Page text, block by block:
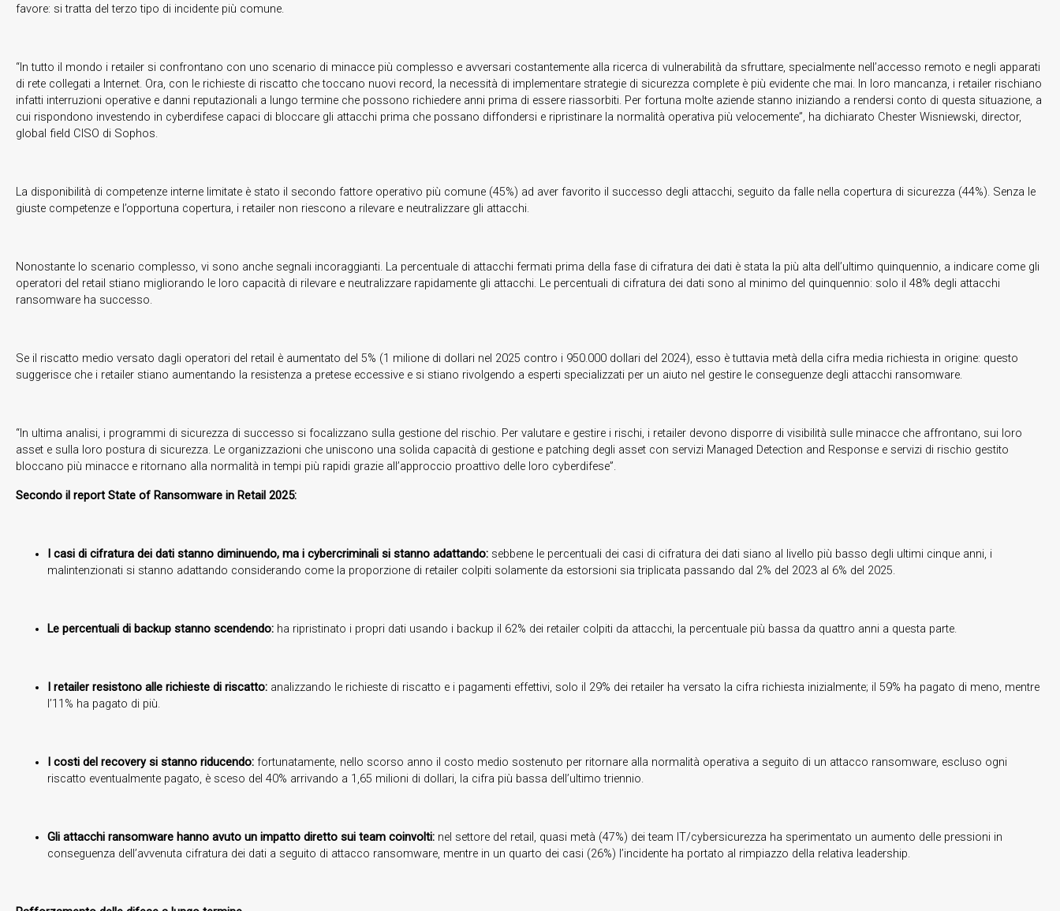
favore: si tratta del terzo tipo di incidente più comune.
“In tutto il mondo i retailer si confrontano con uno scenario di minacce più complesso e avversari costantemente alla ricerca di vulnerabilità da sfruttare, specialmente nell’accesso remoto e negli apparati
di rete collegati a Internet. Ora, con le richieste di riscatto che toccano nuovi record, la necessità di implementare strategie di sicurezza complete è più evidente che mai. In loro mancanza, i retailer rischiano
infatti interruzioni operative e danni reputazionali a lungo termine che possono richiedere anni prima di essere riassorbiti. Per fortuna molte aziende stanno iniziando a rendersi conto di questa situazione, a
cui rispondono investendo in cyberdifese capaci di bloccare gli attacchi prima che possano diffondersi e ripristinare la normalità operativa più velocemente”, ha dichiarato Chester Wisniewski, director,
global field CISO di Sophos.
La disponibilità di competenze interne limitate è stato il secondo fattore operativo più comune (45%) ad aver favorito il successo degli attacchi, seguito da falle nella copertura di sicurezza (44%). Senza le
giuste competenze e l’opportuna copertura, i retailer non riescono a rilevare e neutralizzare gli attacchi.
Nonostante lo scenario complesso, vi sono anche segnali incoraggianti. La percentuale di attacchi fermati prima della fase di cifratura dei dati è stata la più alta dell’ultimo quinquennio, a indicare come gli
operatori del retail stiano migliorando le loro capacità di rilevare e neutralizzare rapidamente gli attacchi. Le percentuali di cifratura dei dati sono al minimo del quinquennio: solo il 48% degli attacchi
ransomware ha successo.
Se il riscatto medio versato dagli operatori del retail è aumentato del 5% (1 milione di dollari nel 2025 contro i 950.000 dollari del 2024), esso è tuttavia metà della cifra media richiesta in origine: questo
suggerisce che i retailer stiano aumentando la resistenza a pretese eccessive e si stiano rivolgendo a esperti specializzati per un aiuto nel gestire le conseguenze degli attacchi ransomware.
“In ultima analisi, i programmi di sicurezza di successo si focalizzano sulla gestione del rischio. Per valutare e gestire i rischi, i retailer devono disporre di visibilità sulle minacce che affrontano, sui loro
asset e sulla loro postura di sicurezza. Le organizzazioni che uniscono una solida capacità di gestione e patching degli asset con servizi Managed Detection and Response e servizi di rischio gestito
bloccano più minacce e ritornano alla normalità in tempi più rapidi grazie all’approccio proattivo delle loro cyberdifese”.
Secondo il report State of Ransomware in Retail 2025:
I casi di cifratura dei dati stanno diminuendo, ma i cybercriminali si stanno adattando: sebbene le percentuali dei casi di cifratura dei dati siano al livello più basso degli ultimi cinque anni, i
malintenzionati si stanno adattando considerando come la proporzione di retailer colpiti solamente da estorsioni sia triplicata passando dal 2% del 2023 al 6% del 2025.
Le percentuali di backup stanno scendendo: ha ripristinato i propri dati usando i backup il 62% dei retailer colpiti da attacchi, la percentuale più bassa da quattro anni a questa parte.
I retailer resistono alle richieste di riscatto: analizzando le richieste di riscatto e i pagamenti effettivi, solo il 29% dei retailer ha versato la cifra richiesta inizialmente; il 59% ha pagato di meno, mentre
l’11% ha pagato di più.
I costi del recovery si stanno riducendo: fortunatamente, nello scorso anno il costo medio sostenuto per ritornare alla normalità operativa a seguito di un attacco ransomware, escluso ogni
riscatto eventualmente pagato, è sceso del 40% arrivando a 1,65 milioni di dollari, la cifra più bassa dell’ultimo triennio.
Gli attacchi ransomware hanno avuto un impatto diretto sui team coinvolti: nel settore del retail, quasi metà (47%) dei team IT/cybersicurezza ha sperimentato un aumento delle pressioni in
conseguenza dell’avvenuta cifratura dei dati a seguito di attacco ransomware, mentre in un quarto dei casi (26%) l’incidente ha portato al rimpiazzo della relativa leadership.